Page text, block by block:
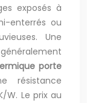
exposés à
enterrés ou
Une
porte
résistance
W. Le prix au